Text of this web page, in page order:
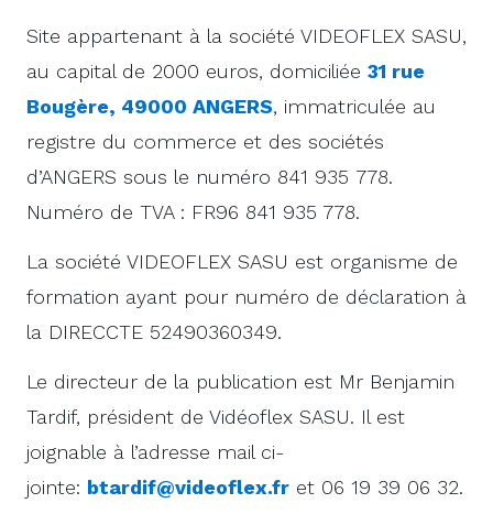
Site appartenant à la société VIDEOFLEX SASU,
au capital de 2000 euros, domiciliée 31 rue
Bougère, 49000 ANGERS, immatriculée au
registre du commerce et des sociétés
d’ANGERS sous le numéro 841 935 778.
Numéro de TVA : FR96 841 935 778.
La société VIDEOFLEX SASU est organisme de
formation ayant pour numéro de déclaration à
la DIRECCTE 52490360349.
Le directeur de la publication est Mr Benjamin
Tardif, président de Vidéoflex SASU. Il est
joignable à l’adresse mail ci-
jointe: btardif@videoflex.fr et 06 19 39 06 32.